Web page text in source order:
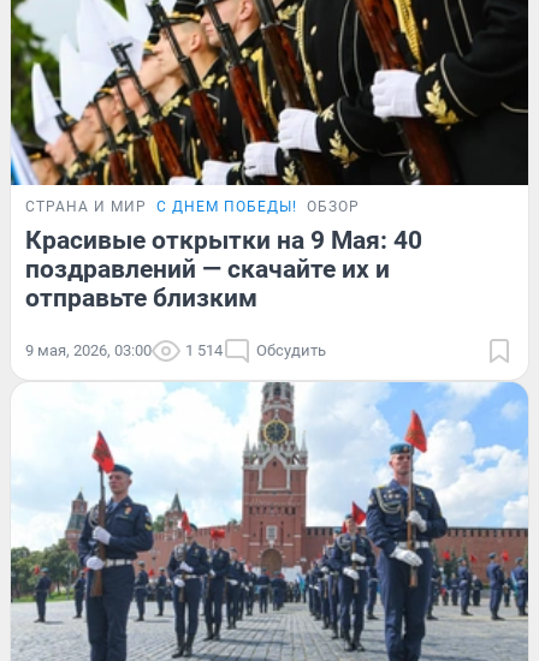
СТРАНА И МИР С ДНЕМ ПОБЕДЫ! ОБЗОР
Красивые открытки на 9 Мая: 40
поздравлений — скачайте их и
отправьте близким
9 мая, 2026, 03:00 1 514 Обсудить